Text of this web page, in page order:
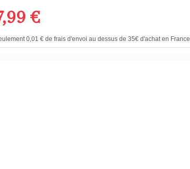
€
0,01 € de frais d'envoi au dessus de 35€ d'achat en France